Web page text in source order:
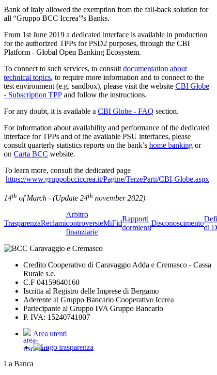
Bank of Italy allowed the exemption from the fall-back solution for
all “Gruppo BCC Iccrea”'s Banks.
From 1st June 2019 a dedicated interface is available in production
for the authorized TPPs for PSD2 purposes, through the CBI
Platform - Global Open Banking Ecosystem.
To connect to such services, to consult documentation about
technical topics, to require more information and to connect to the
test environment (e.g. sandbox), please visit the website CBI Globe
- Subscription TPP and follow the instructions.
For any doubt, it is available a CBI Globe - FAQ section.
For information about availability and performance of the dedicated
interface for TPPs and of the available PSU interfaces, please
consult quarterly statistics reports on the bank’s home banking or
on Carta BCC website.
To learn more, consult the dedicated page
https://www.gruppobcciccrea.it/Pagine/TerzeParti/CBI-Globe.aspx
14th of March - (Update 24th november 2022)
TrasparenzaReclami
Arbitro
controversie
finanziarie
MiFid
Rapporti
dormienti
Disconoscimento
di
Credito Cooperativo di Caravaggio Adda e Cremasco - Cassa
Rurale s.c.
C.F 04159640160
Iscritta al Registro delle Imprese di Bergamo
Aderente al Gruppo Bancario Cooperativo Iccrea
Partecipante al Gruppo IVA Gruppo Bancario
P. IVA: 15240741007
Area utenti
La Banca